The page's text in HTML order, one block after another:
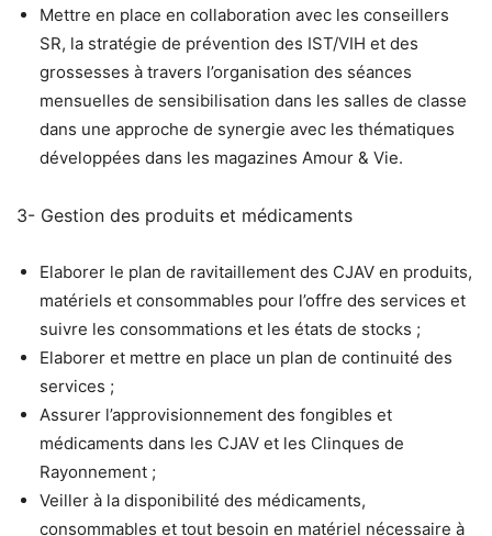
Mettre en place en collaboration avec les conseillers
SR, la stratégie de prévention des IST/VIH et des
grossesses à travers l’organisation des séances
mensuelles de sensibilisation dans les salles de classe
dans une approche de synergie avec les thématiques
développées dans les magazines Amour & Vie.
3- Gestion des produits et médicaments
Elaborer le plan de ravitaillement des CJAV en produits,
matériels et consommables pour l’offre des services et
suivre les consommations et les états de stocks ;
Elaborer et mettre en place un plan de continuité des
services ;
Assurer l’approvisionnement des fongibles et
médicaments dans les CJAV et les Clinques de
Rayonnement ;
Veiller à la disponibilité des médicaments,
consommables et tout besoin en matériel nécessaire à